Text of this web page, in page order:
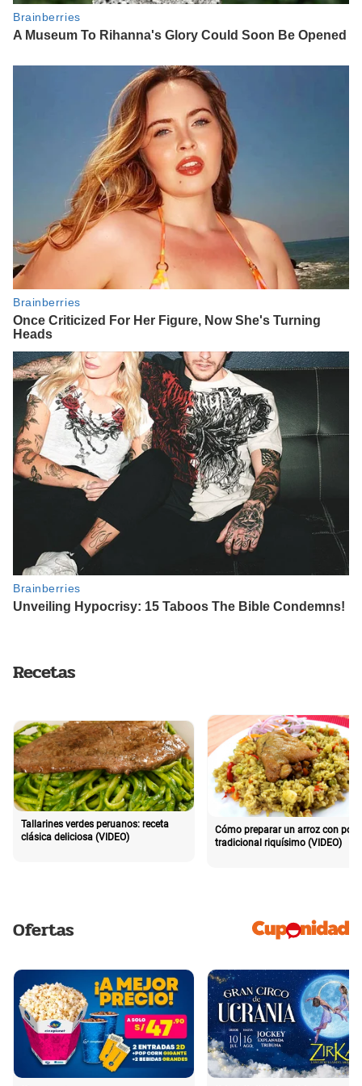
Recetas
Tallarines verdes peruanos: receta
clásica deliciosa (VIDEO)
Cómo preparar un arroz con pollo
tradicional riquísimo (VIDEO)
Ofertas